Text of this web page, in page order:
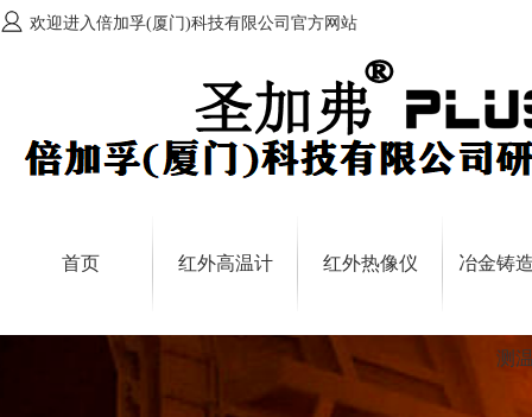
欢迎进入倍加孚(厦门)科技有限公司官方网站
首页 红外高温计 红外热像仪 冶金铸
测